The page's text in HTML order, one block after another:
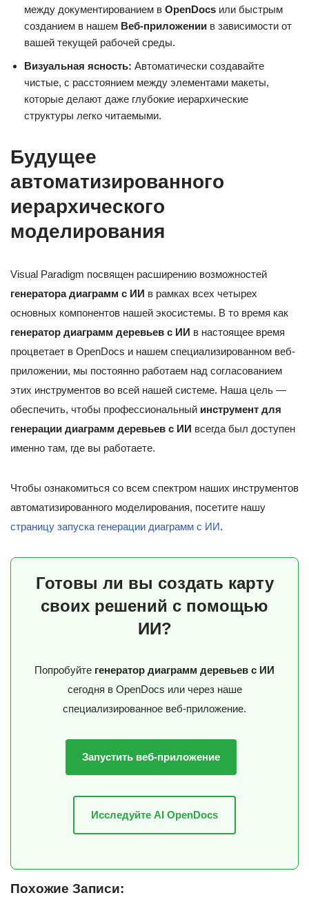
между документированием в OpenDocs или быстрым
созданием в нашем Веб-приложении в зависимости от
вашей текущей рабочей среды.
Визуальная ясность: Автоматически создавайте
чистые, с расстоянием между элементами макеты,
которые делают даже глубокие иерархические
структуры легко читаемыми.
Будущее
автоматизированного
иерархического
моделирования
Visual Paradigm посвящен расширению возможностей
генератора диаграмм с ИИ в рамках всех четырех
основных компонентов нашей экосистемы. В то время как
генератор диаграмм деревьев с ИИ в настоящее время
процветает в OpenDocs и нашем специализированном веб-
приложении, мы постоянно работаем над согласованием
этих инструментов во всей нашей системе. Наша цель —
обеспечить, чтобы профессиональный инструмент для
генерации диаграмм деревьев с ИИ всегда был доступен
именно там, где вы работаете.
Чтобы ознакомиться со всем спектром наших инструментов
автоматизированного моделирования, посетите нашу
страницу запуска генерации диаграмм с ИИ.
Готовы ли вы создать карту
своих решений с помощью
ИИ?
Попробуйте генератор диаграмм деревьев с ИИ
сегодня в OpenDocs или через наше
специализированное веб-приложение.
Запустить веб-приложение
Исследуйте AI OpenDocs
Похожие Записи: